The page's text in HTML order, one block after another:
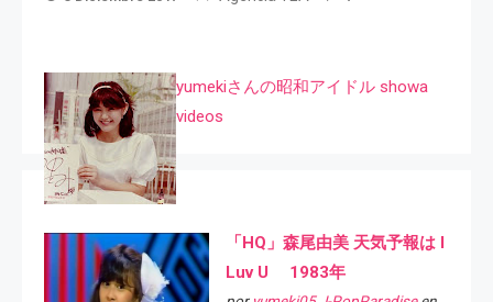
yumekiさんの昭和アイドル showa
videos
「HQ」森尾由美 天気予報は I
Luv U 1983年